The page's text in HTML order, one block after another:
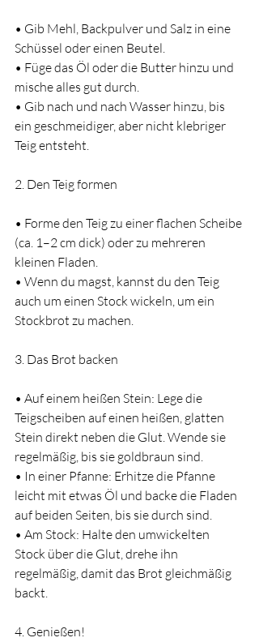
• Gib Mehl, Backpulver und Salz in eine
Schüssel oder einen Beutel.
• Füge das Öl oder die Butter hinzu und
mische alles gut durch.
• Gib nach und nach Wasser hinzu, bis
ein geschmeidiger, aber nicht klebriger
Teig entsteht.
2. Den Teig formen
• Forme den Teig zu einer flachen Scheibe
(ca. 1–2 cm dick) oder zu mehreren
kleinen Fladen.
• Wenn du magst, kannst du den Teig
auch um einen Stock wickeln, um ein
Stockbrot zu machen.
3. Das Brot backen
• Auf einem heißen Stein: Lege die
Teigscheiben auf einen heißen, glatten
Stein direkt neben die Glut. Wende sie
regelmäßig, bis sie goldbraun sind.
• In einer Pfanne: Erhitze die Pfanne
leicht mit etwas Öl und backe die Fladen
auf beiden Seiten, bis sie durch sind.
• Am Stock: Halte den umwickelten
Stock über die Glut, drehe ihn
regelmäßig, damit das Brot gleichmäßig
backt.
4. Genießen!